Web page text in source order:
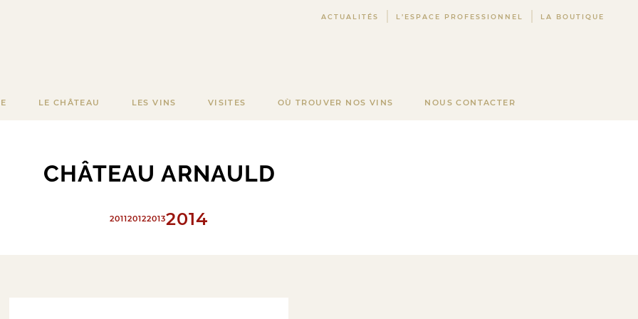
ACTUALITÉS L’ESPACE PROFESSIONNEL LA BOUTIQUE
LE CHÂTEAU LES VINS VISITES OÙ TROUVER NOS VINS NOUS CONTACTER
CHÂTEAU ARNAULD
2011201220132014